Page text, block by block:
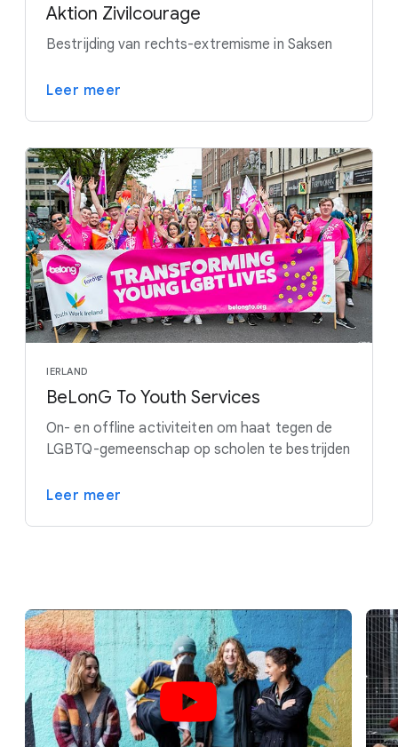
Aktion Zivilcourage
Bestrijding van rechts-extremisme in Saksen
Leer meer
IERLAND
BeLonG To Youth Services
On- en offline activiteiten om haat tegen de
LGBTQ-gemeenschap op scholen te bestrijden
Leer meer